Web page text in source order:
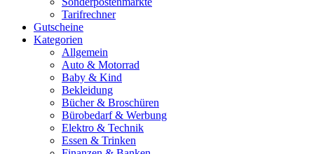
Tarifrechner
Gutscheine
Kategorien
Allgemein
Auto & Motorrad
Baby & Kind
Bekleidung
Bücher & Broschüren
Bürobedarf & Werbung
Elektro & Technik
Essen & Trinken